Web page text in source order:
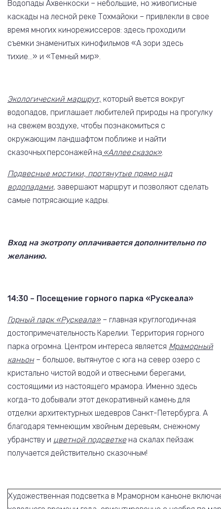
Водопады Ахвенкоски – небольшие, но живописные
каскады на лесной реке Тохмайоки – привлекли в свое
время многих кинорежиссеров: здесь проходили
съемки знаменитых кинофильмов «А зори здесь
тихие…» и «Темный мир».
Экологический маршрут, который вьется вокруг
водопадов, приглашает любителей природы на прогулку
на свежем воздухе, чтобы познакомиться с
окружающим ландшафтом поближе и найти
сказочных персонажей на «Аллее сказок».
Подвесные мостики, протянутые прямо над
водопадами, завершают маршрут и позволяют сделать
самые потрясающие кадры.
Вход на экотропу оплачивается дополнительно по
желанию.
14:30 – Посещение горного парка «Рускеала»
Горный парк «Рускеала»– главная круглогодичная
достопримечательность Карелии. Территория горного
парка огромна. Центром интереса является Мраморный
каньон– большое, вытянутое с юга на север озеро с
кристально чистой водой и отвесными берегами,
состоящими из настоящего мрамора. Именно здесь
когда-то добывали этот декоративный камень для
отделки архитектурных шедевров Санкт-Петербурга. А
благодаря темнеющим хвойным деревьям, снежному
убранству и цветной подсветкена скалах пейзаж
получается действительно сказочным!
Художественная подсветка в Мраморном каньоне